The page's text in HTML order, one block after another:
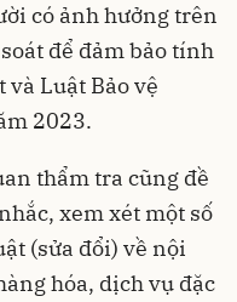
có ảnh hưởng trên
để đảm bảo tính
Luật Bảo vệ
2023.
thẩm tra cũng đề
xem xét một số
(sửa đổi) về nội
hóa, dịch vụ đặc